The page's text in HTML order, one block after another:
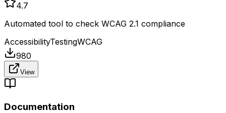
4.7
Automated tool to check WCAG 2.1 compliance
AccessibilityTestingWCAG
980
View
Documentation